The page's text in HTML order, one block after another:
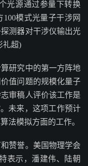
光源通过参量下转换
模式光量子干涉网
测器对干涉仪输出光
礼超)
研究中的第一方阵地
值问题的规模化量子
审稿人评价该工作是
未来，这项工作预计
法模拟方面的工作。
赞誉。美国物理学会
表示，潘建伟、陆朝